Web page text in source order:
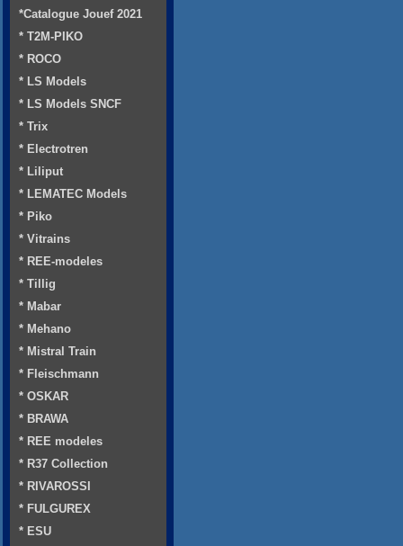
*Catalogue Jouef 2021
* T2M-PIKO
* ROCO
* LS Models
* LS Models SNCF
* Trix
* Electrotren
* Liliput
* LEMATEC Models
* Piko
* Vitrains
* REE-modeles
* Tillig
* Mabar
* Mehano
* Mistral Train
* Fleischmann
* OSKAR
* BRAWA
* REE modeles
* R37 Collection
* RIVAROSSI
* FULGUREX
* ESU